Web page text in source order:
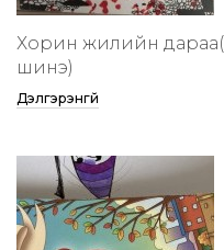
Хорин жилийн дараа(
шинэ)
Дэлгэрэнгүй